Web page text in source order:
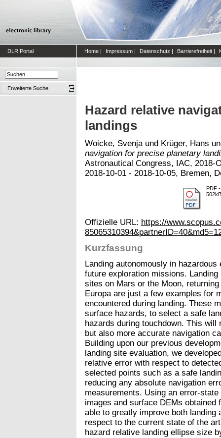
DLR Portal Home | Impressum | Datenschutz | Barrierefreiheit |
Erweiterte Suche
Hazard relative
landings
Woicke, Svenja und Krüger, Hans
navigation for precise planetary
Astronautical Congress, IAC, 2018-
2018-10-01 - 2018-10-05, Bremen,
PDF-
502kB
Offizielle URL: https://
Kurzfassung
Landing autonomously in
future exploration missions.
sites on Mars or the Moon,
Europa are just a few examples for
encountered during landing. These
surface hazards, to select a safe
hazards during touchdown. This
but also more accurate navigation
Building upon our previous
landing site evaluation, we
relative error with respect to
selected points such as a safe
reducing any absolute navigation
measurements. Using an error-
images and surface DEMs
able to greatly improve both
respect to the current state of the
hazard relative landing ellipse size